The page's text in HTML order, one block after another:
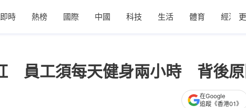
即時 熱榜 國際 中國 科技 生活 體育 經濟
員工須每天健身兩小時 背後
在Google
追蹤《香港01》